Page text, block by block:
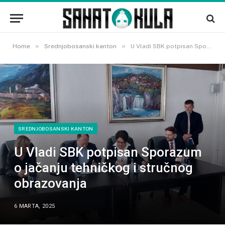
Home » Srednjobosanski kanton » U Vladi SBK potpisan Sporazum o jačanju tehničkog i stručnog obrazovanja
SREDNJOBOSANSKI KANTON
U Vladi SBK potpisan Sporazum
o jačanju tehničkog i stručnog
obrazovanja
6 MARTA, 2025